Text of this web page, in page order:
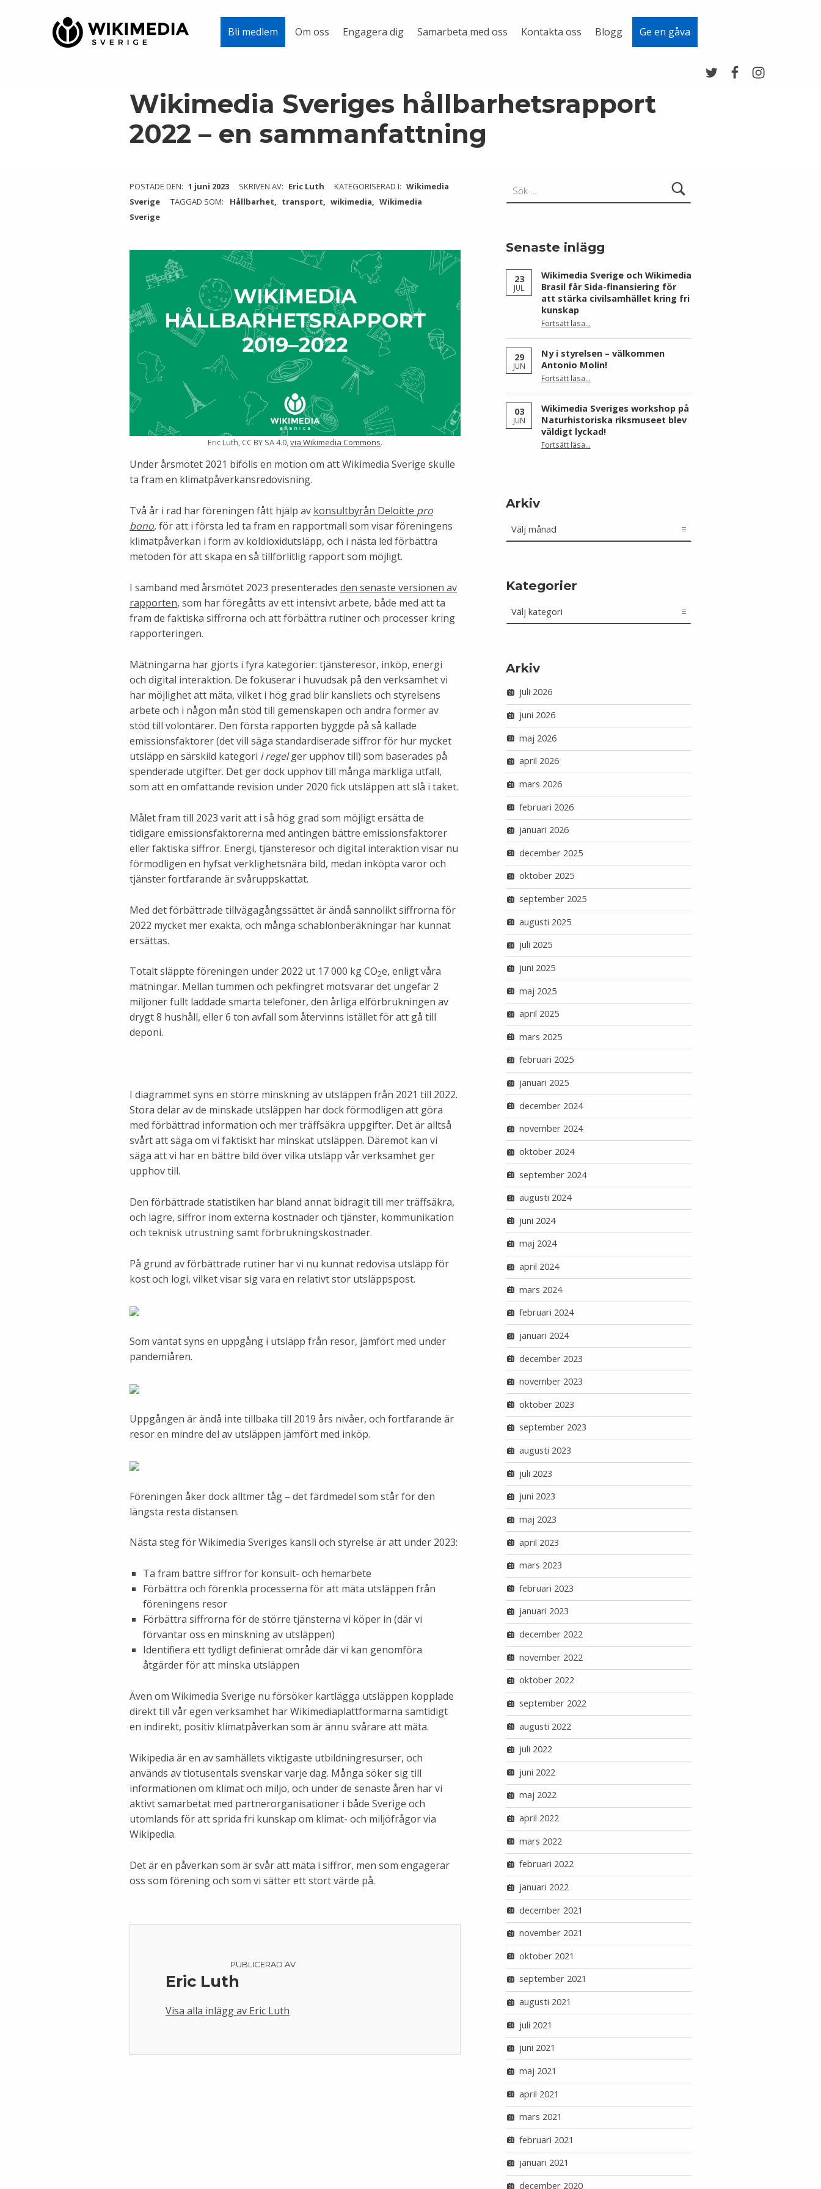
Bli medlem Om oss Engagera dig Samarbeta med oss Kontakta oss Blogg Ge en gåva
Wikimedia Sveriges hållbarhetsrapport
2022 – en sammanfattning
POSTADE DEN: 1 juni 2023 SKRIVEN AV: Eric Luth KATEGORISERAD I: Wikimedia
Sverige
TAGGAD SOM: Hållbarhet transport wikimedia
Wikimedia
Sverige
Eric Luth, CC BY SA 4.0,via Wikimedia Commons.
Under årsmötet 2021 bifölls en motion om att Wikimedia Sverige skulle
ta fram en klimatpåverkansredovisning.
Två år i rad har föreningen fått hjälp av konsultbyrån Deloitte pro
bono, för att i första led ta fram en rapportmall som visar föreningens
klimatpåverkan i form av koldioxidutsläpp, och i nästa led förbättra
metoden för att skapa en så tillförlitlig rapport som möjligt.
I samband med årsmötet 2023 presenterades den senaste versionen av
rapporten, som har föregåtts av ett intensivt arbete, både med att ta
fram de faktiska siffrorna och att förbättra rutiner och processer kring
rapporteringen.
Mätningarna har gjorts i fyra kategorier: tjänsteresor, inköp, energi
och digital interaktion. De fokuserar i huvudsak på den verksamhet vi
har möjlighet att mäta, vilket i hög grad blir kansliets och styrelsens
arbete och i någon mån stöd till gemenskapen och andra former av
stöd till volontärer. Den första rapporten byggde på så kallade
emissionsfaktorer (det vill säga standardiserade siffror för hur mycket
utsläpp en särskild kategori i regelger upphov till) som baserades på
spenderade utgifter. Det ger dock upphov till många märkliga utfall,
som att en omfattande revision under 2020 fick utsläppen att slå i taket.
Målet fram till 2023 varit att i så hög grad som möjligt ersätta de
tidigare emissionsfaktorerna med antingen bättre emissionsfaktorer
eller faktiska siffror. Energi, tjänsteresor och digital interaktion visar nu
förmodligen en hyfsat verklighetsnära bild, medan inköpta varor och
tjänster fortfarande är svåruppskattat.
Med det förbättrade tillvägagångssättet är ändå sannolikt siffrorna för
2022 mycket mer exakta, och många schablonberäkningar har kunnat
ersättas.
Totalt släppte föreningen under 2022 ut 17 000 kg CO2e, enligt våra
mätningar. Mellan tummen och pekfingret motsvarar det ungefär 2
miljoner fullt laddade smarta telefoner, den årliga elförbrukningen av
drygt 8 hushåll, eller 6 ton avfall som återvinns istället för att gå till
deponi.
I diagrammet syns en större minskning av utsläppen från 2021 till 2022.
Stora delar av de minskade utsläppen har dock förmodligen att göra
med förbättrad information och mer träffsäkra uppgifter. Det är alltså
svårt att säga om vi faktiskt har minskat utsläppen. Däremot kan vi
säga att vi har en bättre bild över vilka utsläpp vår verksamhet ger
upphov till.
Den förbättrade statistiken har bland annat bidragit till mer träffsäkra,
och lägre, siffror inom externa kostnader och tjänster, kommunikation
och teknisk utrustning samt förbrukningskostnader.
På grund av förbättrade rutiner har vi nu kunnat redovisa utsläpp för
kost och logi, vilket visar sig vara en relativt stor utsläppspost.
Som väntat syns en uppgång i utsläpp från resor, jämfört med under
pandemiåren.
Uppgången är ändå inte tillbaka till 2019 års nivåer, och fortfarande är
resor en mindre del av utsläppen jämfört med inköp.
Föreningen åker dock alltmer tåg – det färdmedel som står för den
längsta resta distansen.
Nästa steg för Wikimedia Sveriges kansli och styrelse är att under 2023:
Ta fram bättre siffror för konsult- och hemarbete
Förbättra och förenkla processerna för att mäta utsläppen från
föreningens resor
Förbättra siffrorna för de större tjänsterna vi köper in (där vi
förväntar oss en minskning av utsläppen)
Identifiera ett tydligt definierat område där vi kan genomföra
åtgärder för att minska utsläppen
Även om Wikimedia Sverige nu försöker kartlägga utsläppen kopplade
direkt till vår egen verksamhet har Wikimediaplattformarna samtidigt
en indirekt, positiv klimatpåverkan som är ännu svårare att mäta.
Wikipedia är en av samhällets viktigaste utbildningresurser, och
används av tiotusentals svenskar varje dag. Många söker sig till
informationen om klimat och miljö, och under de senaste åren har vi
aktivt samarbetat med partnerorganisationer i både Sverige och
utomlands för att sprida fri kunskap om klimat- och miljöfrågor via
Wikipedia.
Det är en påverkan som är svår att mäta i siffror, men som engagerar
oss som förening och som vi sätter ett stort värde på.
PUBLICERAD AV
Eric Luth
Visa alla inlägg av Eric Luth
Skip back to main navigation
Senaste inlägg
23
JUL
Wikimedia Sverige och Wikimedia
Brasil får Sida-finansiering för
att stärka civilsamhället kring fri
kunskap
Fortsätt läsa“Wikimedia Sverige och Wikimedia Brasil får Sida-finansiering för att stärka civilsamhället kring fri kunskap”
…
29
JUN
Ny i styrelsen – välkommen
Antonio Molin!
Fortsätt läsa“Ny i styrelsen – välkommen Antonio Molin!”
…
03
JUN
Wikimedia Sveriges workshop på
Naturhistoriska riksmuseet blev
väldigt lyckad!
Fortsätt läsa“Wikimedia Sveriges workshop på Naturhistoriska riksmuseet blev väldigt lyckad!”
…
Arkiv
Kategorier
Arkiv
juli 2026
juni 2026
maj 2026
april 2026
mars 2026
februari 2026
januari 2026
december 2025
oktober 2025
september 2025
augusti 2025
juli 2025
juni 2025
maj 2025
april 2025
mars 2025
februari 2025
januari 2025
december 2024
november 2024
oktober 2024
september 2024
augusti 2024
juni 2024
maj 2024
april 2024
mars 2024
februari 2024
januari 2024
december 2023
november 2023
oktober 2023
september 2023
augusti 2023
juli 2023
juni 2023
maj 2023
april 2023
mars 2023
februari 2023
januari 2023
december 2022
november 2022
oktober 2022
september 2022
augusti 2022
juli 2022
juni 2022
maj 2022
april 2022
mars 2022
februari 2022
januari 2022
december 2021
november 2021
oktober 2021
september 2021
augusti 2021
juli 2021
juni 2021
maj 2021
april 2021
mars 2021
februari 2021
januari 2021
december 2020